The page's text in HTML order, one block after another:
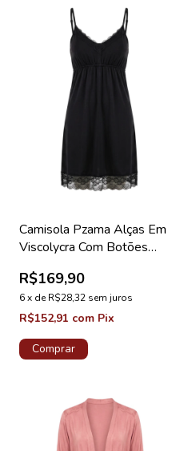
Camisola Pzama Alças Em
Viscolycra Com Botões
R$169,90
6x deR$28,32 sem juros
R$152,91 com Pix
Comprar